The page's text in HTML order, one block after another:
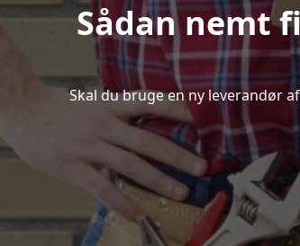
Sådan nemt
Skal du bruge en ny leverandør